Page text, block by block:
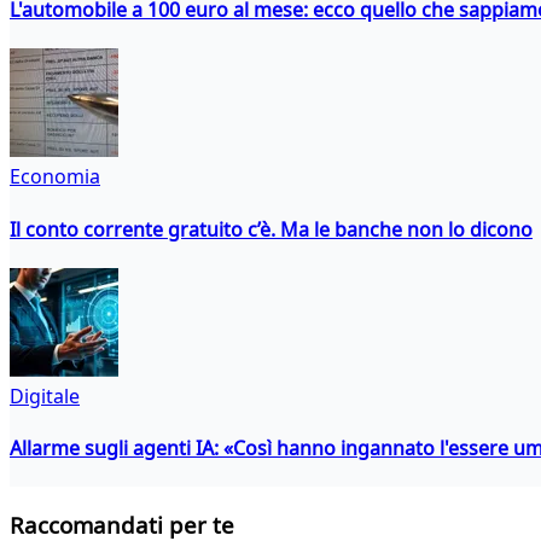
L'automobile a 100 euro al mese: ecco quello che
Economia
Il conto corrente gratuito c’è. Ma le banche non lo dicono
Digitale
Allarme sugli agenti IA: «Così hanno ingannato l'essere
Raccomandati per te